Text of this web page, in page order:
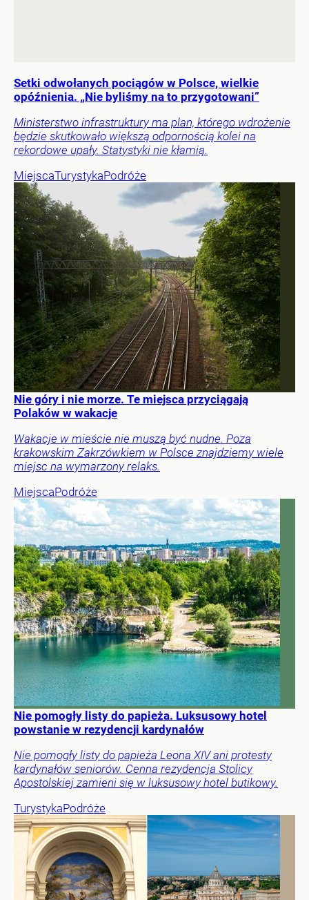
Setki odwołanych pociągów w Polsce, wielkie
opóźnienia. „Nie byliśmy na to przygotowani”
Ministerstwo infrastruktury ma plan, którego wdrożenie
będzie skutkowało większą odpornością kolei na
rekordowe upały. Statystyki nie kłamią.
MiejscaTurystykaPodróże
Nie góry i nie morze. Te miejsca przyciągają
Polaków w wakacje
Wakacje w mieście nie muszą być nudne. Poza
krakowskim Zakrzówkiem w Polsce znajdziemy wiele
miejsc na wymarzony relaks.
MiejscaPodróże
Nie pomogły listy do papieża. Luksusowy hotel
powstanie w rezydencji kardynałów
Nie pomogły listy do papieża Leona XIV ani protesty
kardynałów seniorów. Cenna rezydencja Stolicy
Apostolskiej zamieni się w luksusowy hotel butikowy.
TurystykaPodróże